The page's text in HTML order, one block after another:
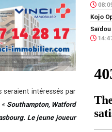
seraient intéressés par
« Southampton, Watford
Le jeune joueur
Kojo